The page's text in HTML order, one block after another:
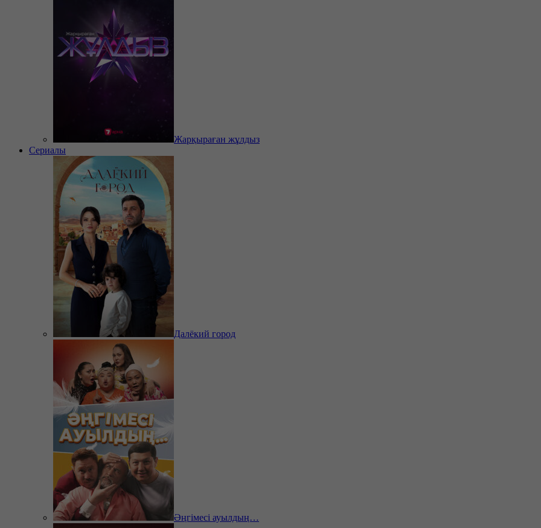
Жарқыраған жұлдыз
Сериалы
Далёкий город
Әңгімесі ауылдың…